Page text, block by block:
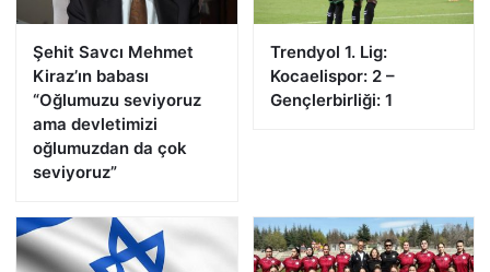
Şehit Savcı Mehmet
Kiraz’ın babası
“Oğlumuzu seviyoruz
ama devletimizi
oğlumuzdan da çok
seviyoruz”
Trendyol 1. Lig:
Kocaelispor: 2 –
Gençlerbirliği: 1